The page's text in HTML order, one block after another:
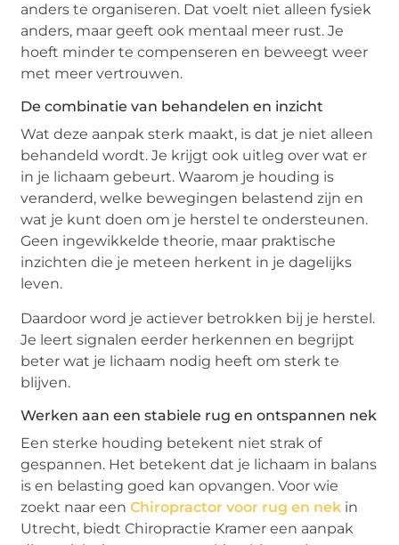
anders te organiseren. Dat voelt niet alleen fysiek
anders, maar geeft ook mentaal meer rust. Je
hoeft minder te compenseren en beweegt weer
met meer vertrouwen.
De combinatie van behandelen en inzicht
Wat deze aanpak sterk maakt, is dat je niet alleen
behandeld wordt. Je krijgt ook uitleg over wat er
in je lichaam gebeurt. Waarom je houding is
veranderd, welke bewegingen belastend zijn en
wat je kunt doen om je herstel te ondersteunen.
Geen ingewikkelde theorie, maar praktische
inzichten die je meteen herkent in je dagelijks
leven.
Daardoor word je actiever betrokken bij je herstel.
Je leert signalen eerder herkennen en begrijpt
beter wat je lichaam nodig heeft om sterk te
blijven.
Werken aan een stabiele rug en ontspannen nek
Een sterke houding betekent niet strak of
gespannen. Het betekent dat je lichaam in balans
is en belasting goed kan opvangen. Voor wie
zoekt naar eenChiropractor voor rug en nek in
Utrecht, biedt Chiropractie Kramer een aanpak